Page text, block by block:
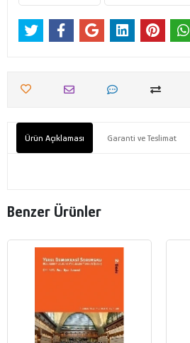
Ürün Açıklaması Garanti ve Teslimat
Benzer Ürünler